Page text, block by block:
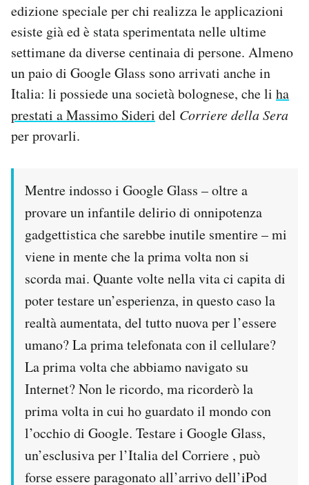
AREA PERSONALE
Area Personale
Notifiche mobile
Regala il Post
Hai bisogno di aiuto?
Esci
edizione speciale per chi realizza le applicazioni
esiste già ed è stata sperimentata nelle ultime
settimane da diverse centinaia di persone. Almeno
un paio di Google Glass sono arrivati anche in
Italia: li possiede una società bolognese, che li ha
prestati a Massimo Sideri del Corriere della Sera
per provarli.
Mentre indosso i Google Glass – oltre a
provare un infantile delirio di onnipotenza
gadgettistica che sarebbe inutile smentire – mi
viene in mente che la prima volta non si
scorda mai. Quante volte nella vita ci capita di
poter testare un’esperienza, in questo caso la
realtà aumentata, del tutto nuova per l’essere
umano? La prima telefonata con il cellulare?
La prima volta che abbiamo navigato su
Internet? Non le ricordo, ma ricorderò la
prima volta in cui ho guardato il mondo con
l’occhio di Google. Testare i Google Glass,
un’esclusiva per l’Italia del Corriere , può
forse essere paragonato all’arrivo dell’iPod